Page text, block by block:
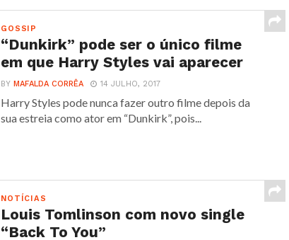
GOSSIP
“Dunkirk” pode ser o único filme
em que Harry Styles vai aparecer
BYMAFALDA CORRÊA 14 JULHO, 2017
Harry Styles pode nunca fazer outro filme depois da
sua estreia como ator em “Dunkirk”, pois...
NOTÍCIAS
Louis Tomlinson com novo single
“Back To You”